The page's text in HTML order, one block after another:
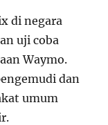
di negara
uji coba
Waymo.
dan
umum